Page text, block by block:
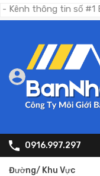
tin số #1 Bất
0916.997.297
Đường/ Khu Vực